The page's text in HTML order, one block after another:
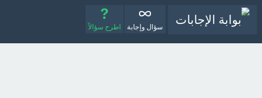
سؤال وإجابة اطرح سؤالاً